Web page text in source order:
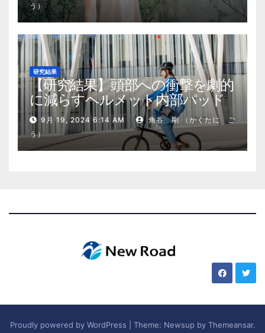
う）
研究結果
【研究結果】頭部への衝撃を劇的
に減らすヘルメット内部パッド
9月 19, 2024 6:14 AM
角谷 剛 （かくたに ご
う）
Proudly powered by WordPress Theme: Newsup by Themeansar.